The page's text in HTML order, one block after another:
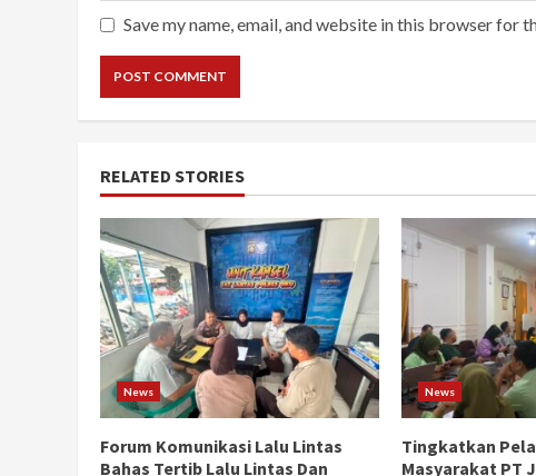
Save my name, email, and website in this browser for
RELATED STORIES
News
Forum Komunikasi Lalu Lintas
Bahas Tertib Lalu Lintas Dan
News
Tingkatkan
Masyarakat PT